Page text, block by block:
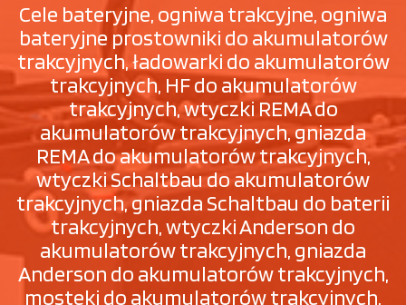
Cele bateryjne, ogniwa trakcyjne, ogniwa
bateryjne prostowniki do akumulatorów
trakcyjnych, ładowarki do akumulatorów
trakcyjnych, HF do akumulatorów
trakcyjnych, wtyczki REMA do
akumulatorów trakcyjnych, gniazda
REMA do akumulatorów trakcyjnych,
wtyczki Schaltbau do akumulatorów
trakcyjnych, gniazda Schaltbau do baterii
trakcyjnych, wtyczki Anderson do
akumulatorów trakcyjnych, gniazda
Anderson do akumulatorów trakcyjnych,
mosteki do akumulatorów trakcyjnych,